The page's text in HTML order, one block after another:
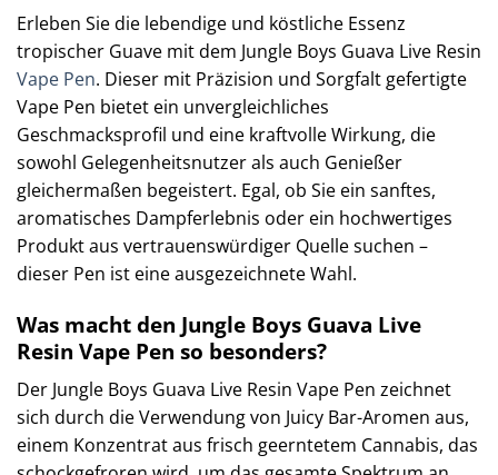
Erleben Sie die lebendige und köstliche Essenz
tropischer Guave mit dem Jungle Boys Guava Live Resin
Vape Pen. Dieser mit Präzision und Sorgfalt gefertigte
Vape Pen bietet ein unvergleichliches
Geschmacksprofil und eine kraftvolle Wirkung, die
sowohl Gelegenheitsnutzer als auch Genießer
gleichermaßen begeistert. Egal, ob Sie ein sanftes,
aromatisches Dampferlebnis oder ein hochwertiges
Produkt aus vertrauenswürdiger Quelle suchen –
dieser Pen ist eine ausgezeichnete Wahl.
Was macht den Jungle Boys Guava Live
Resin Vape Pen so besonders?
Der Jungle Boys Guava Live Resin Vape Pen zeichnet
sich durch die Verwendung von Juicy Bar-Aromen aus,
einem Konzentrat aus frisch geerntetem Cannabis, das